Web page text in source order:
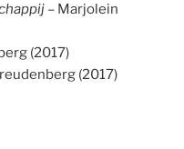
– Marjolein
(2017)
(2017)